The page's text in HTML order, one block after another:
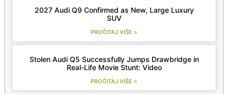
2027 Audi Q9 Confirmed as New, Large Luxury
SUV
PROČITAJ VIŠE »
Stolen Audi Q5 Successfully Jumps Drawbridge in
Real-Life Movie Stunt: Video
PROČITAJ VIŠE »